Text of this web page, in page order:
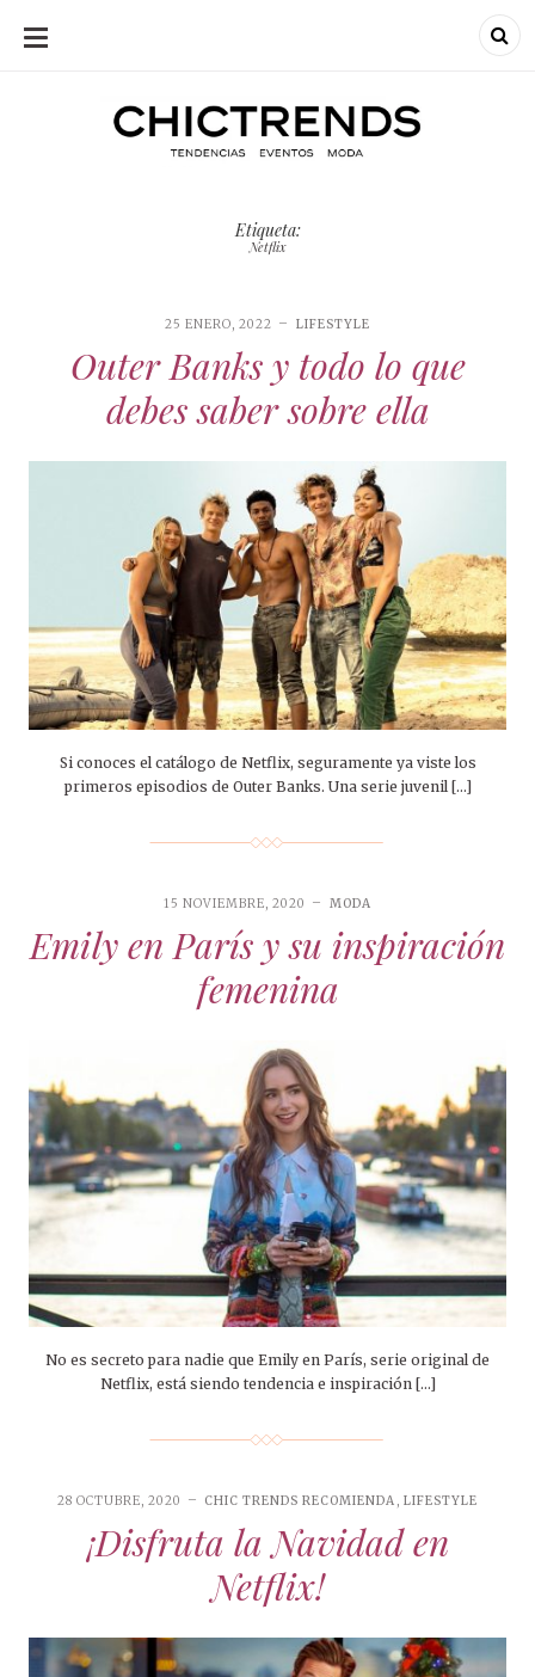
SKIP
Chic
Chic Trends
Etiqueta:
Netflix
25 ENERO, 2022 LIFESTYLE
Outer Banks y todo lo que
debes saber sobre ella
Si conoces el catálogo de Netflix, seguramente ya viste los
primeros episodios de Outer Banks. Una serie juvenil […]
15 NOVIEMBRE, 2020 MODA
Emily en París y su inspiración
femenina
No es secreto para nadie que Emily en París, serie original de
Netflix, está siendo tendencia e inspiración […]
28 OCTUBRE, 2020 CHIC TRENDS RECOMIENDA , LIFESTYLE
¡Disfruta la Navidad en
Netflix!